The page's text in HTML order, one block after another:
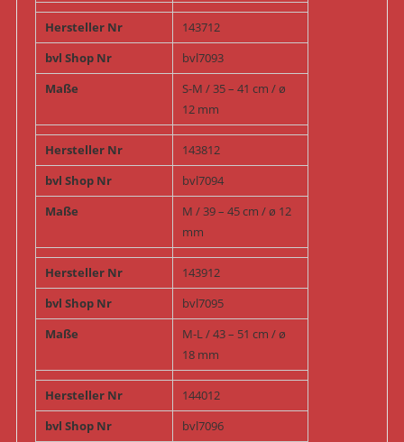
Hersteller Nr
143712
bvl Shop Nr
bvl7093
Maße
S-M / 35 – 41 cm / ø
12 mm
Hersteller Nr
143812
bvl Shop Nr
bvl7094
Maße
M / 39 – 45 cm / ø 12
mm
Hersteller Nr
143912
bvl Shop Nr
bvl7095
Maße
M-L / 43 – 51 cm / ø
18 mm
Hersteller Nr
144012
bvl Shop Nr
bvl7096